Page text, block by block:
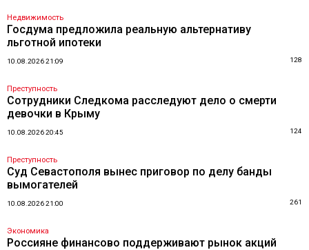
Недвижимость
Госдума предложила реальную альтернативу
льготной ипотеки
10.08.2026 21:09 128
Преступность
Сотрудники Следкома расследуют дело о смерти
девочки в Крыму
10.08.2026 20:45 124
Преступность
Суд Севастополя вынес приговор по делу банды
вымогателей
10.08.2026 21:00 261
Экономика
Россияне финансово поддерживают рынок акций